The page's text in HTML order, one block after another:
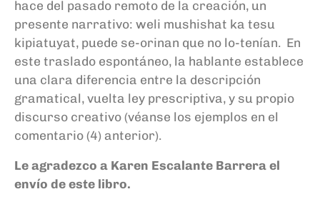
hace del pasado remoto de la creación, un
presente narrativo: weli mushishat ka tesu
kipiatuyat, puede se-orinan que no lo-tenían. En
este traslado espontáneo, la hablante establece
una clara diferencia entre la descripción
gramatical, vuelta ley prescriptiva, y su propio
discurso creativo (véanse los ejemplos en el
comentario (4) anterior).
Le agradezco a Karen Escalante Barrera el
envío de este libro.